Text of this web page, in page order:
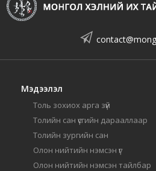
Мэдээлэл
Толь зохиох арга зүй
Толийн сан үсгийн дарааллаар
Толийн зургийн сан
Олон нийтийн нэмсэн үг
Олон нийтийн нэмсэн тайлбар